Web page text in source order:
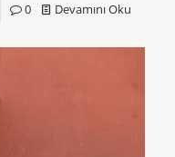
0 Devamını Oku